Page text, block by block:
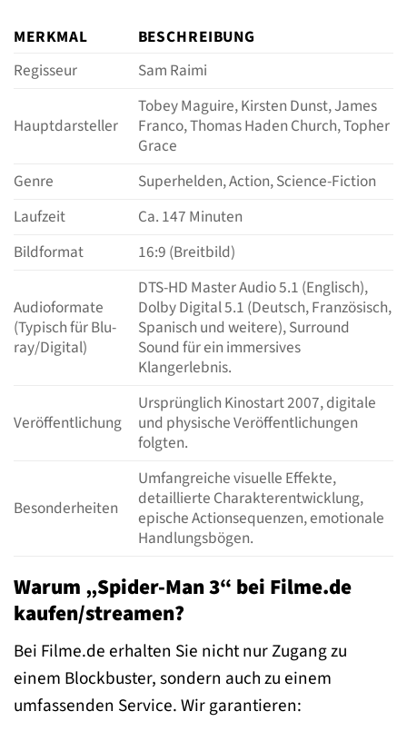
MERKMAL
BESCHREIBUNG
Regisseur
Sam Raimi
Hauptdarsteller
Tobey Maguire, Kirsten Dunst, James
Franco, Thomas Haden Church, Topher
Grace
Genre
Superhelden, Action, Science-Fiction
Laufzeit
Ca. 147 Minuten
Bildformat
16:9 (Breitbild)
Audioformate
(Typisch für Blu-
ray/Digital)
DTS-HD Master Audio 5.1 (Englisch),
Dolby Digital 5.1 (Deutsch, Französisch,
Spanisch und weitere), Surround
Sound für ein immersives
Klangerlebnis.
Veröffentlichung
Ursprünglich Kinostart 2007, digitale
und physische Veröffentlichungen
folgten.
Besonderheiten
Umfangreiche visuelle Effekte,
detaillierte Charakterentwicklung,
epische Actionsequenzen, emotionale
Handlungsbögen.
Warum „Spider-Man 3“ bei Filme.de
kaufen/streamen?
Bei Filme.de erhalten Sie nicht nur Zugang zu
einem Blockbuster, sondern auch zu einem
umfassenden Service. Wir garantieren: